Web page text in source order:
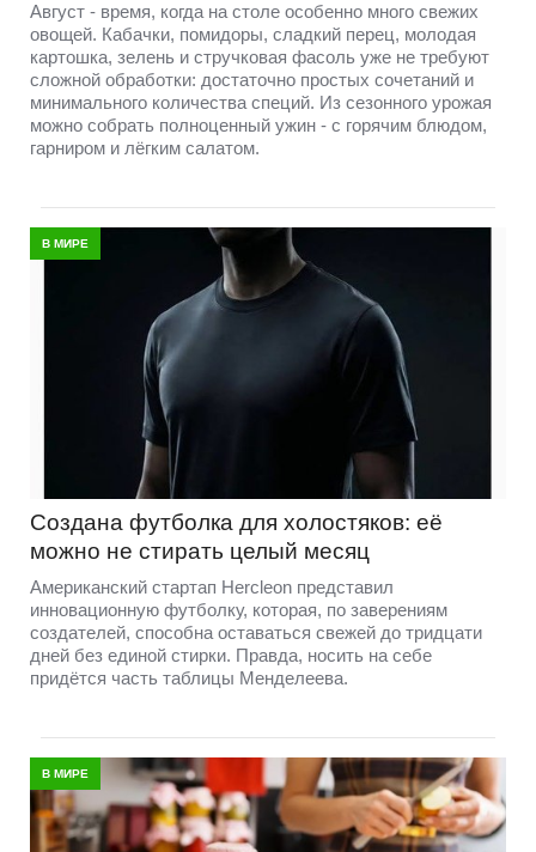
Август - время, когда на столе особенно много свежих
овощей. Кабачки, помидоры, сладкий перец, молодая
картошка, зелень и стручковая фасоль уже не требуют
сложной обработки: достаточно простых сочетаний и
минимального количества специй. Из сезонного урожая
можно собрать полноценный ужин - с горячим блюдом,
гарниром и лёгким салатом.
В МИРЕ
Создана футболка для холостяков: её
можно не стирать целый месяц
Американский стартап Hercleon представил
инновационную футболку, которая, по заверениям
создателей, способна оставаться свежей до тридцати
дней без единой стирки. Правда, носить на себе
придётся часть таблицы Менделеева.
В МИРЕ